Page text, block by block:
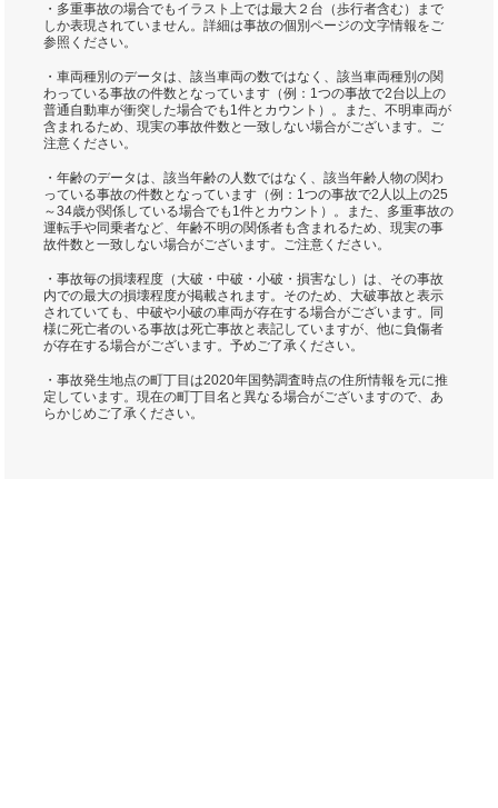
・多重事故の場合でもイラスト上では最大２台（歩行者含む）まで
しか表現されていません。詳細は事故の個別ページの文字情報をご
参照ください。
・車両種別のデータは、該当車両の数ではなく、該当車両種別の関
わっている事故の件数となっています（例：1つの事故で2台以上の
普通自動車が衝突した場合でも1件とカウント）。また、不明車両が
含まれるため、現実の事故件数と一致しない場合がございます。ご
注意ください。
・年齢のデータは、該当年齢の人数ではなく、該当年齢人物の関わ
っている事故の件数となっています（例：1つの事故で2人以上の25
～34歳が関係している場合でも1件とカウント）。また、多重事故の
運転手や同乗者など、年齢不明の関係者も含まれるため、現実の事
故件数と一致しない場合がございます。ご注意ください。
・事故毎の損壊程度（大破・中破・小破・損害なし）は、その事故
内での最大の損壊程度が掲載されます。そのため、大破事故と表示
されていても、中破や小破の車両が存在する場合がございます。同
様に死亡者のいる事故は死亡事故と表記していますが、他に負傷者
が存在する場合がございます。予めご了承ください。
・事故発生地点の町丁目は2020年国勢調査時点の住所情報を元に推
定しています。現在の町丁目名と異なる場合がございますので、あ
らかじめご了承ください。